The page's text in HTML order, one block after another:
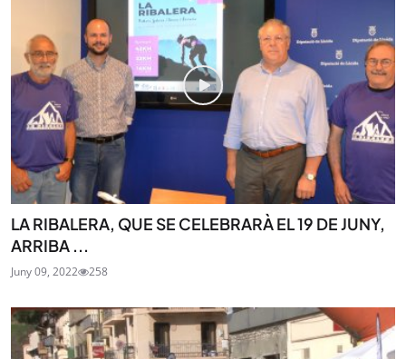
LA RIBALERA, QUE SE CELEBRARÀ EL 19 DE JUNY,
ARRIBA ...
Juny 09, 2022 258